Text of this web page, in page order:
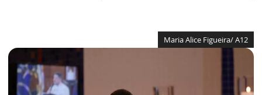
Maria Alice Figueira/ A12